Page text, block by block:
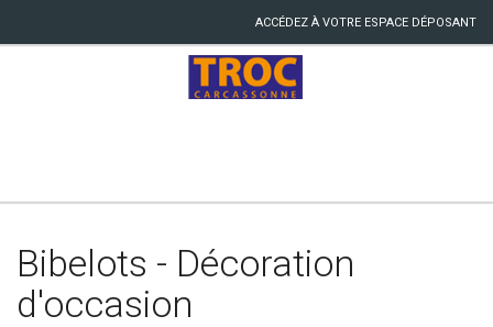
ACCÉDEZ À VOTRE ESPACE DÉPOSANT
Bibelots - Décoration
d'occasion